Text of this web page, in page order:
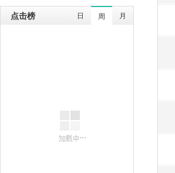
点击榜 日 周 月